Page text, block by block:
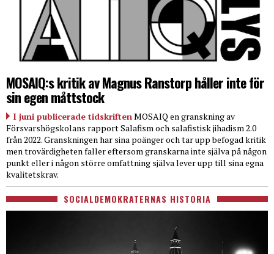
MOSAIQ:s kritik av Magnus Ranstorp håller inte för
sin egen måttstock
I juni publicerade tidskriften MOSAIQ en granskning av
Försvarshögskolans rapport Salafism och salafistisk jihadism 2.0
från 2022. Granskningen har sina poänger och tar upp befogad kritik
men trovärdigheten faller eftersom granskarna inte själva på någon
punkt eller i någon större omfattning själva lever upp till sina egna
kvalitetskrav.
SOCIALDEMOKRATERNAS HISTORIA